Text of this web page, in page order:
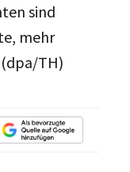
sind
mehr
TH)